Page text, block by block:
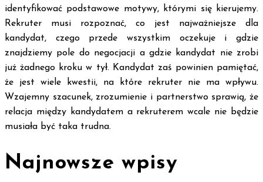
identyfikować podstawowe motywy, którymi się kierujemy.
Rekruter musi rozpoznać, co jest najważniejsze dla
kandydat, czego przede wszystkim oczekuje i gdzie
znajdziemy pole do negocjacji a gdzie kandydat nie zrobi
już żadnego kroku w tył. Kandydat zaś powinien pamiętać,
że jest wiele kwestii, na które rekruter nie ma wpływu.
Wzajemny szacunek, zrozumienie i partnerstwo sprawią, że
relacja między kandydatem a rekruterem wcale nie będzie
musiała być taka trudna.
Najnowsze wpisy